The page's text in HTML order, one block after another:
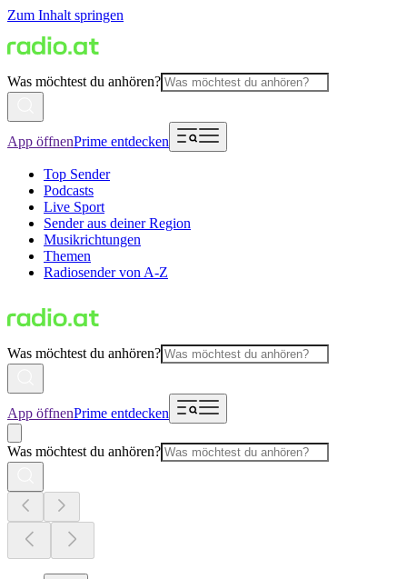
Zum Inhalt springen
Was möchtest du anhören?
App öffnenPrime entdecken
Top Sender
Podcasts
Live Sport
Sender aus deiner Region
Musikrichtungen
Themen
Radiosender von A-Z
Was möchtest du anhören?
App öffnenPrime entdecken
Was möchtest du anhören?